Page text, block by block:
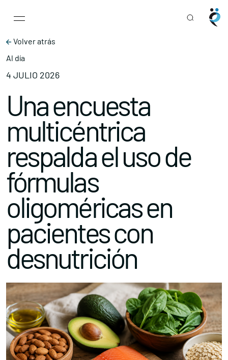
Main Navigation
Volver atrás
Al día
4 JULIO 2026
Una encuesta
multicéntrica
respalda el uso de
fórmulas
oligoméricas en
pacientes con
desnutrición